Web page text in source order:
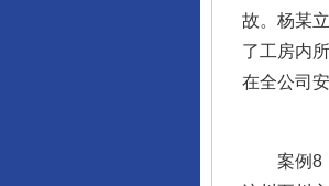
故。杨某
了工房内
在全公司
案例8：